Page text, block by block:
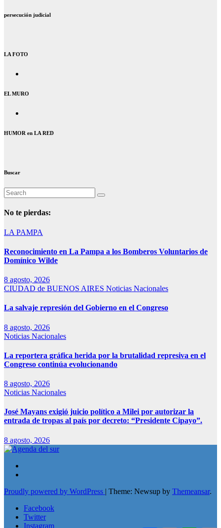
persecución judicial
LA FOTO
EL MURO
HUMOR en LA RED
Buscar
No te pierdas:
LA PAMPA
Reconocimiento en La Pampa a los Bomberos Voluntarios de
Domínico Wilde
8 agosto, 2026
CIUDAD de BUENOS AIRES Noticias Nacionales
La salvaje represión del Gobierno en el Congreso
8 agosto, 2026
Noticias Nacionales
La reportera gráfica herida por la brutalidad represiva en el
Congreso continúa evolucionando
8 agosto, 2026
Noticias Nacionales
José Mayans exigió juicio político a Milei por autorizar la
entrada de tropas al país por decreto: “Presidente Cipayo”.
8 agosto, 2026
Proudly powered by WordPress | Theme: Newsup by Themeansar.
Facebook
Twitter
Instagram